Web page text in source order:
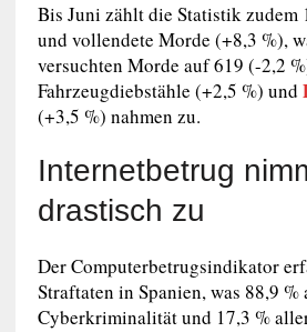
Bis Juni zählt die Statistik zudem
und vollendete Morde (+8,3 %),
versuchten Morde auf 619 (-2,2
Fahrzeugdiebstähle (+2,5 %) und
(+3,5 %) nahmen zu.
Internetbetrug
drastisch zu
Der Computerbetrugsindikator
Straftaten in Spanien, was 88,9 %
Cyberkriminalität und 17,3 %